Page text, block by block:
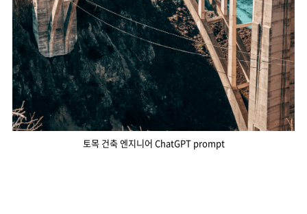
토목 건축 엔지니어 ChatGPT prompt